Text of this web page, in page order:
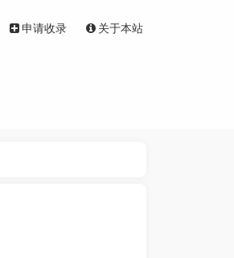
申请收录 关于本站